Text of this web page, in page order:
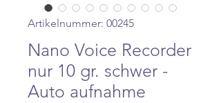
Artikelnummer: 00245
Nano Voice Recorder
nur 10 gr. schwer -
Auto aufnahme